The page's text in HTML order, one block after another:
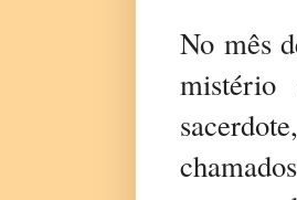
No mês
mistério